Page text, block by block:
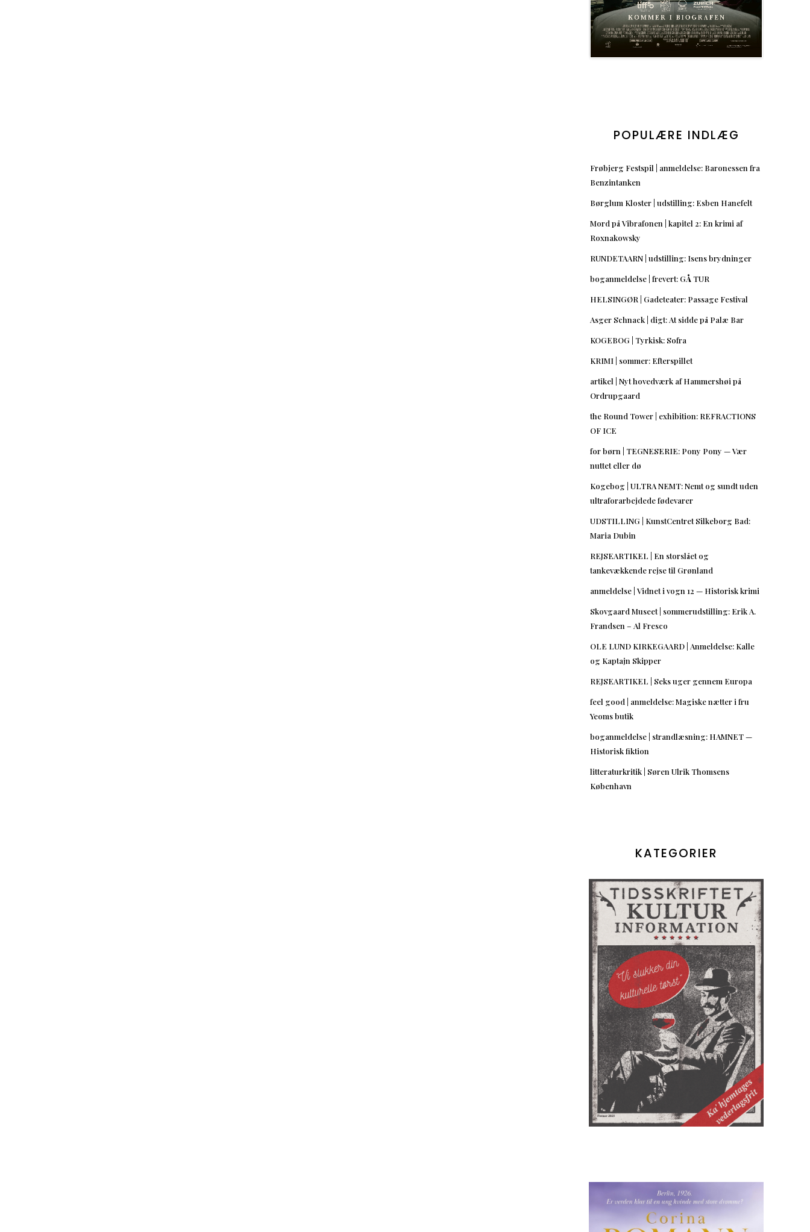
POPULÆRE INDLÆG
Frøbjerg Festspil | anmeldelse: Baronessen fra
Benzintanken
Børglum Kloster | udstilling: Esben Hanefelt
Mord på Vibrafonen | kapitel 2: En krimi af
Roxnakowsky
RUNDETAARN | udstilling: Isens brydninger
boganmeldelse | frevert: GÅ TUR
HELSINGØR | Gadeteater: Passage Festival
Asger Schnack | digt: At sidde på Palæ Bar
KOGEBOG | Tyrkisk: Sofra
KRIMI | sommer: Efterspillet
artikel | Nyt hovedværk af Hammershøi på
Ordrupgaard
the Round Tower | exhibition: REFRACTIONS
OF ICE
for børn | TEGNESERIE: Pony Pony — Vær
nuttet eller dø
Kogebog | ULTRA NEMT: Nemt og sundt uden
ultraforarbejdede fødevarer
UDSTILLING | KunstCentret Silkeborg Bad:
Maria Dubin
REJSEARTIKEL | En storslået og
tankevækkende rejse til Grønland
anmeldelse | Vidnet i vogn 12 — Historisk krimi
Skovgaard Museet | sommerudstilling: Erik A.
Frandsen – Al Fresco
OLE LUND KIRKEGAARD | Anmeldelse: Kalle
og Kaptajn Skipper
REJSEARTIKEL | Seks uger gennem Europa
feel good | anmeldelse: Magiske nætter i fru
Yeoms butik
boganmeldelse | strandlæsning: HAMNET —
Historisk fiktion
litteraturkritik | Søren Ulrik Thomsens
København
KATEGORIER